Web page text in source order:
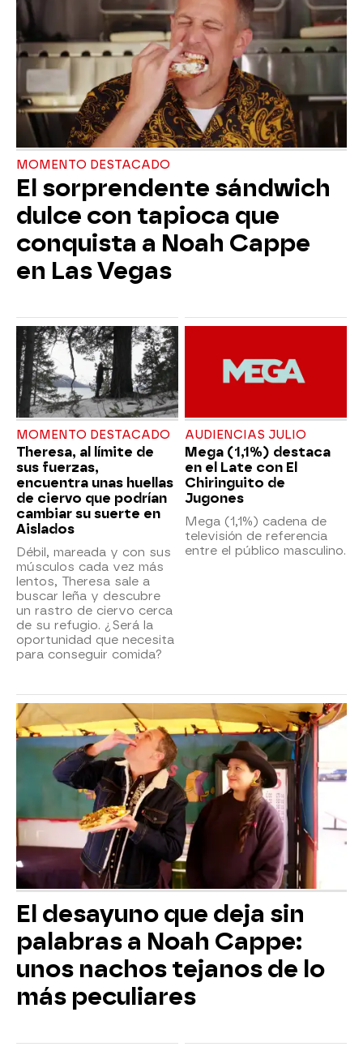
MOMENTO DESTACADO
El sorprendente sándwich
dulce con tapioca que
conquista a Noah Cappe
en Las Vegas
MOMENTO DESTACADO
Theresa, al límite de
sus fuerzas,
encuentra unas huellas
de ciervo que podrían
cambiar su suerte en
Aislados
Débil, mareada y con sus
músculos cada vez más
lentos, Theresa sale a
buscar leña y descubre
un rastro de ciervo cerca
de su refugio. ¿Será la
oportunidad que necesita
para conseguir comida?
AUDIENCIAS JULIO
Mega (1,1%) destaca
en el Late con El
Chiringuito de
Jugones
Mega (1,1%) cadena de
televisión de referencia
entre el público masculino.
El desayuno que deja sin
palabras a Noah Cappe:
unos nachos tejanos de lo
más peculiares